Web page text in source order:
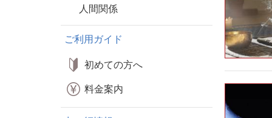
人間関係
ご利用ガイド
初めての方へ
料金案内